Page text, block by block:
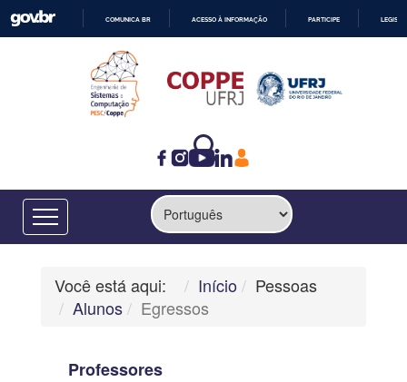
CONTEÚDO
COMUNICA BR ACESSO À INFORMAÇÃO PARTICIPE
Você está aqui: Início
Pessoas
Alunos
Egressos
Professores